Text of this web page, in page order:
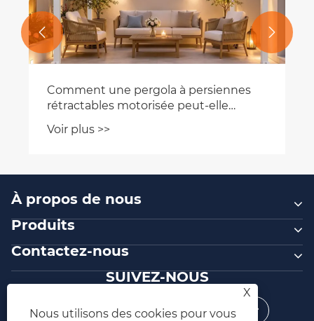
Comment une pergola à persiennes
rétractables motorisée peut-elle
extérieurs ?
Voir plus >>
 
À propos de nous
Produits
Contactez-nous
SUIVEZ-NOUS
X
Nous utilisons des cookies pour vous